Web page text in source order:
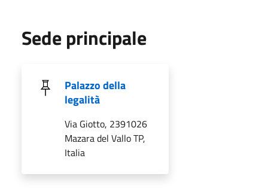
Sede principale
Palazzo della
legalità
Via Giotto, 2391026
Mazara del Vallo TP,
Italia